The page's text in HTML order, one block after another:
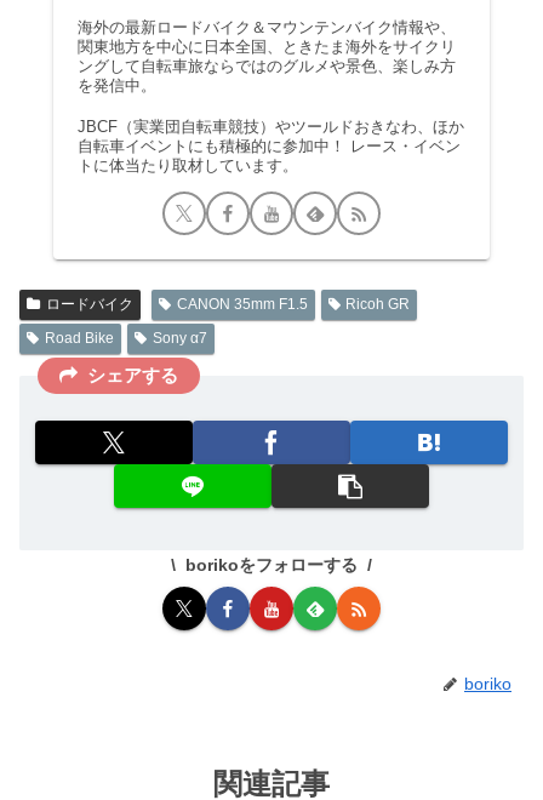
海外の最新ロードバイク＆マウンテンバイク情報や、
関東地方を中心に日本全国、ときたま海外をサイクリ
ングして自転車旅ならではのグルメや景色、楽しみ方
を発信中。
JBCF（実業団自転車競技）やツールドおきなわ、ほか
自転車イベントにも積極的に参加中！ レース・イベン
トに体当たり取材しています。
ロードバイク CANON 35mm F1.5
Ricoh GR
Road Bike
Sony α7
シェアする
borikoをフォローする
boriko
関連記事